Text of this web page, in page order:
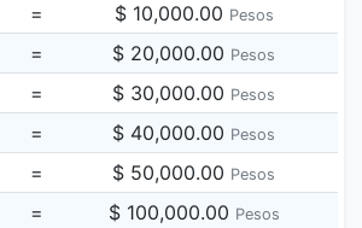
= $ 10,000.00 Pesos
= $ 20,000.00 Pesos
= $ 30,000.00 Pesos
= $ 40,000.00 Pesos
= $ 50,000.00 Pesos
= $ 100,000.00 Pesos